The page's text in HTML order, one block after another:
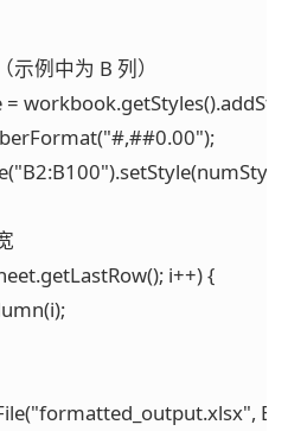
示例中为 B 列）
=
sheet.getLastRow(); i++) {